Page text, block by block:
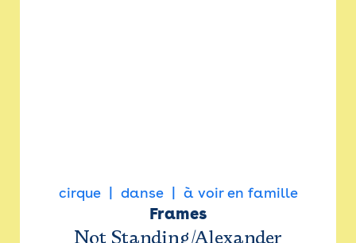
cirque danse à voir en famille
Frames
Not Standing/Alexander